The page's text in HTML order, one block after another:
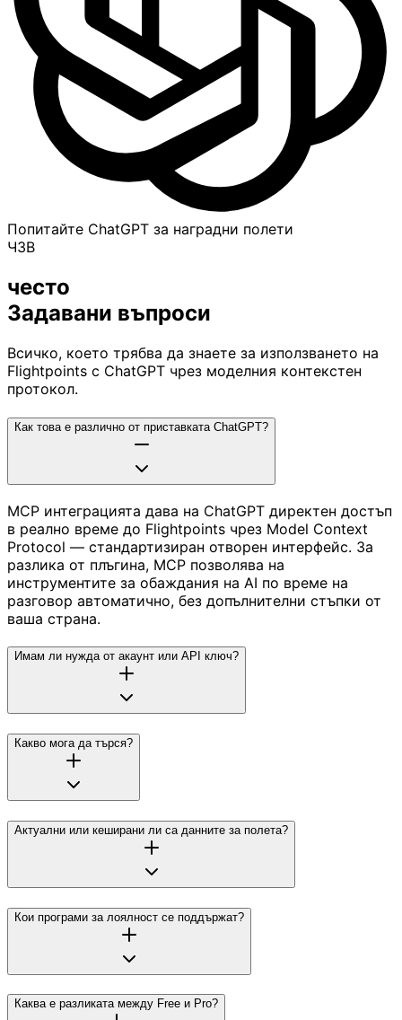
Попитайте ChatGPT за наградни полети
ЧЗВ
често
Задавани въпроси
Всичко, което трябва да знаете за използването на
Flightpoints с ChatGPT чрез моделния контекстен
протокол.
Как това е различно от приставката ChatGPT?
MCP интеграцията дава на ChatGPT директен достъп
в реално време до Flightpoints чрез Model Context
Protocol — стандартизиран отворен интерфейс. За
разлика от плъгина, MCP позволява на
инструментите за обаждания на AI по време на
разговор автоматично, без допълнителни стъпки от
ваша страна.
Имам ли нужда от акаунт или API ключ?
Какво мога да търся?
Актуални или кеширани ли са данните за полета?
Кои програми за лоялност се поддържат?
Каква е разликата между Free и Pro?